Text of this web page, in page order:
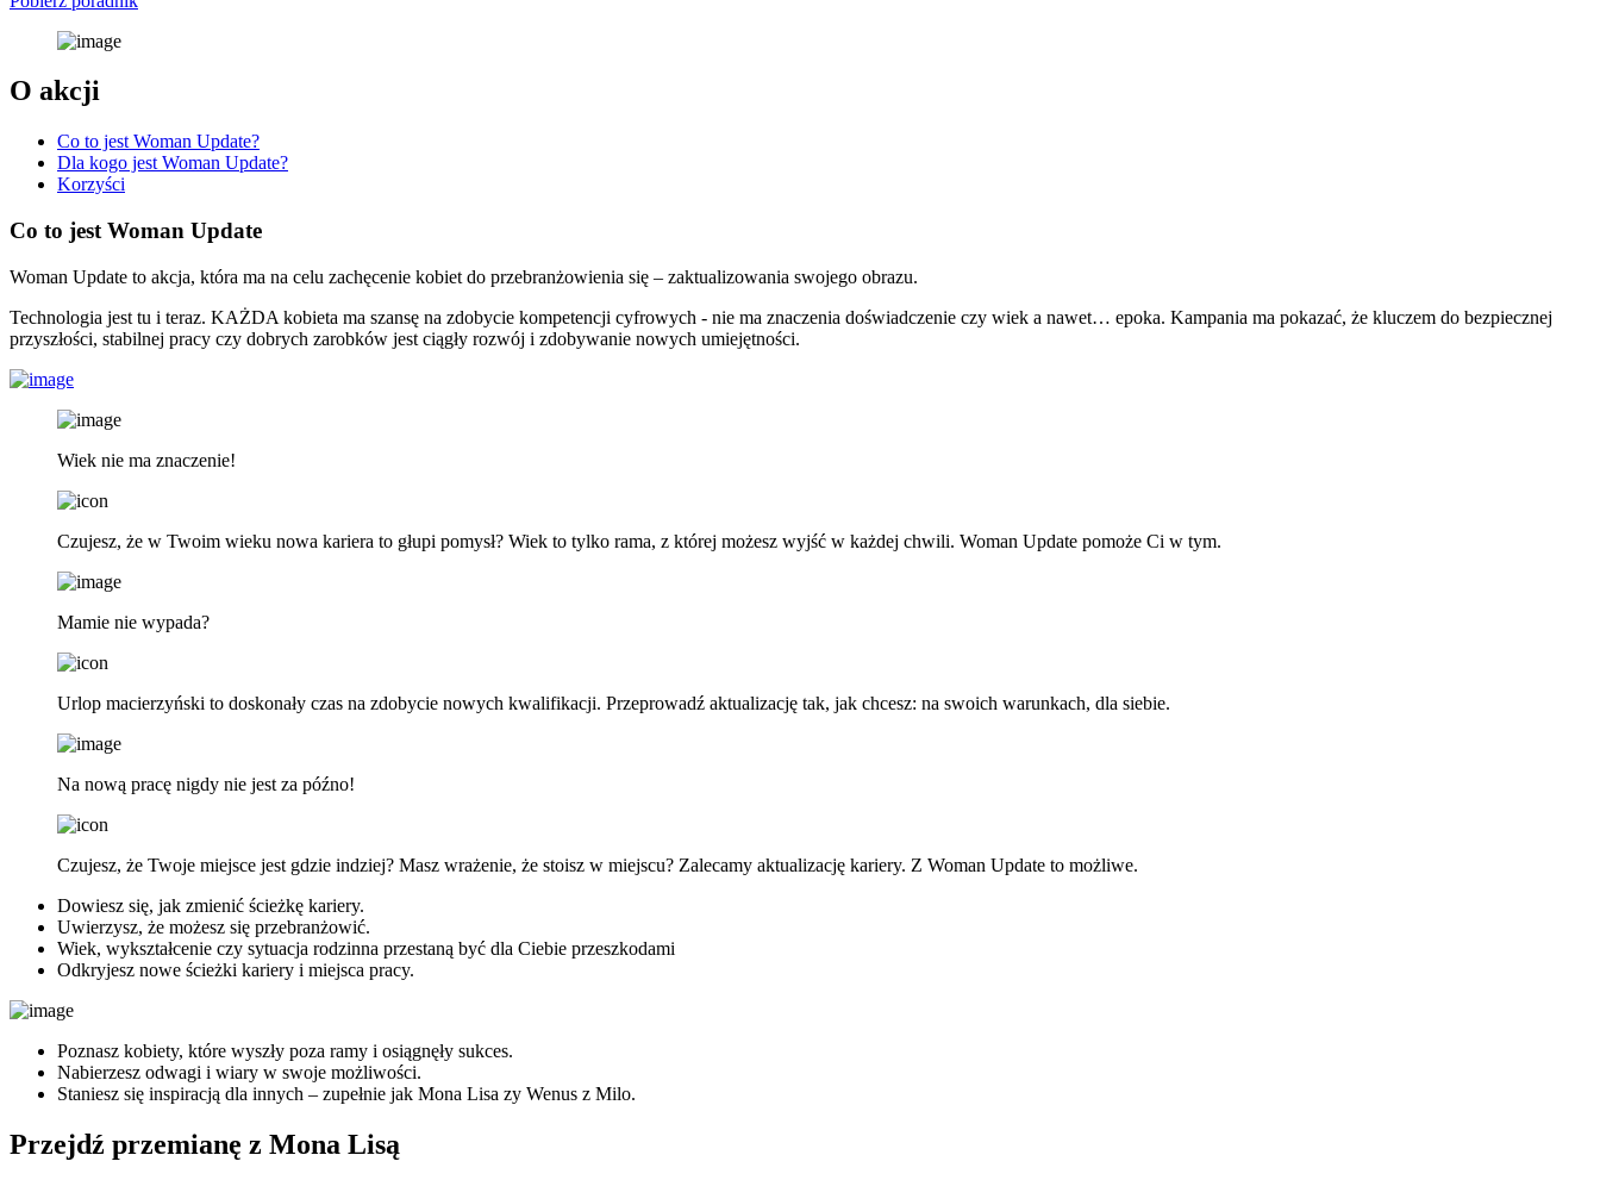
O akcji
Co to jest Woman Update?
Dla kogo jest Woman Update?
Korzyści
Co to jest Woman Update
Woman Update to akcja, która ma na celu zachęcenie kobiet do przebranżowienia się – zaktualizowania swojego obrazu.
Technologia jest tu i teraz. KAŻDA kobieta ma szansę na zdobycie kompetencji cyfrowych - nie ma znaczenia doświadczenie czy wiek a nawet… epoka. Kampania ma pokazać, że kluczem do bezpiecznej
przyszłości, stabilnej pracy czy dobrych zarobków jest ciągły rozwój i zdobywanie nowych umiejętności.
Wiek nie ma znaczenie!
Czujesz, że w Twoim wieku nowa kariera to głupi pomysł? Wiek to tylko rama, z której możesz wyjść w każdej chwili. Woman Update pomoże Ci w tym.
Mamie nie wypada?
Urlop macierzyński to doskonały czas na zdobycie nowych kwalifikacji. Przeprowadź aktualizację tak, jak chcesz: na swoich warunkach, dla siebie.
Na nową pracę nigdy nie jest za późno!
Czujesz, że Twoje miejsce jest gdzie indziej? Masz wrażenie, że stoisz w miejscu? Zalecamy aktualizację kariery. Z Woman Update to możliwe.
Dowiesz się, jak zmienić ścieżkę kariery.
Uwierzysz, że możesz się przebranżowić.
Wiek, wykształcenie czy sytuacja rodzinna przestaną być dla Ciebie przeszkodami
Odkryjesz nowe ścieżki kariery i miejsca pracy.
Poznasz kobiety, które wyszły poza ramy i osiągnęły sukces.
Nabierzesz odwagi i wiary w swoje możliwości.
Staniesz się inspiracją dla innych – zupełnie jak Mona Lisa zy Wenus z Milo.
Przejdź przemianę z Mona Lisą